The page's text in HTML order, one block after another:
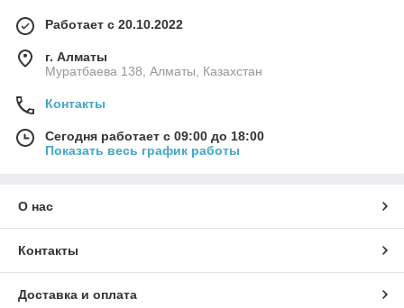
Работает с 20.10.2022
г. Алматы
Муратбаева 138, Алматы, Казахстан
Контакты
Сегодня работает с 09:00 до 18:00
Показать весь график работы
О нас
Контакты
Доставка и оплата